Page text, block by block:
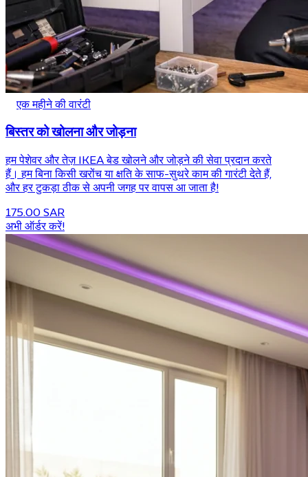
एक महीने की वारंटी
बिस्तर को खोलना और जोड़ना
हम पेशेवर और तेज़ IKEA बेड खोलने और जोड़ने की सेवा प्रदान करते
हैं। हम बिना किसी खरोंच या क्षति के साफ-सुथरे काम की गारंटी देते हैं,
और हर टुकड़ा ठीक से अपनी जगह पर वापस आ जाता है!
175.00 SAR
अभी ऑर्डर करें!